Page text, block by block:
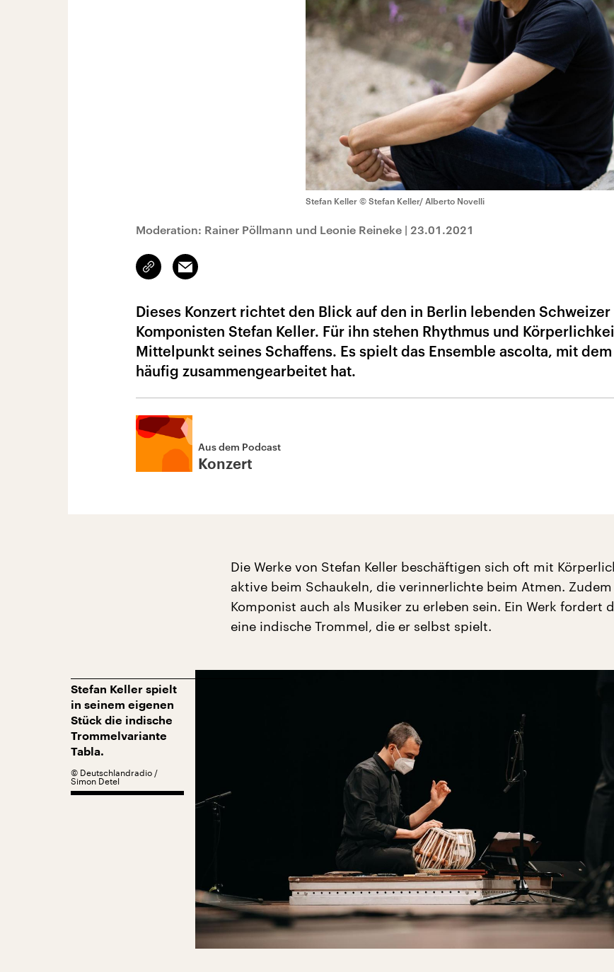
Stefan Keller © Stefan Keller/ Alberto Novelli
Moderation: Rainer Pöllmann und Leonie Reineke | 23.01.2021
Link
kopieren/teilen
Email
Dieses Konzert richtet den Blick auf den in Berlin lebenden Schweizer
Komponisten Stefan Keller. Für ihn stehen Rhythmus und
Mittelpunkt seines Schaffens. Es spielt das Ensemble ascolta, mit
häufig zusammengearbeitet hat.
Aus dem Podcast
Konzert
Die Werke von Stefan Keller beschäftigen sich oft mit
aktive beim Schaukeln, die verinnerlichte beim Atmen.
Komponist auch als Musiker zu erleben sein. Ein Werk fordert
eine indische Trommel, die er selbst spielt.
Stefan Keller spielt
in seinem eigenen
Stück die indische
Trommelvariante
Tabla.
© Deutschlandradio /
Simon Detel